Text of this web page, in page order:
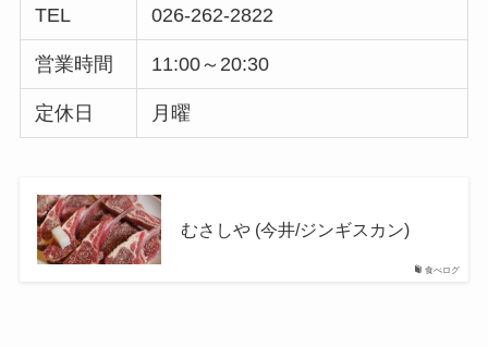
TEL 026-262-2822
営業時間 11:00～20:30
定休日 月曜
食べログ
むさしや (今井/ジンギスカン)